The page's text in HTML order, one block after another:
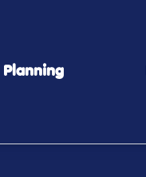
Planning